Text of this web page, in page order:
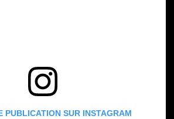
PUBLICATION SUR INSTAGRAM